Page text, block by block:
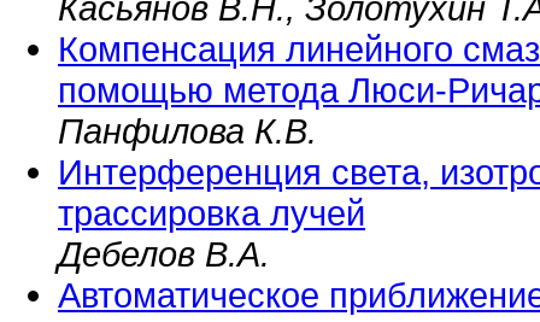
Касьянов В.Н., Золотухин
Компенсация линейного
помощью метода Люси-
Панфилова К.В.
Интерференция света,
трассировка лучей
Дебелов В.А.
Автоматическое